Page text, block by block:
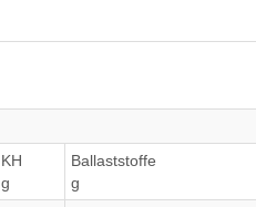
KH
g
Ballaststoffe
g